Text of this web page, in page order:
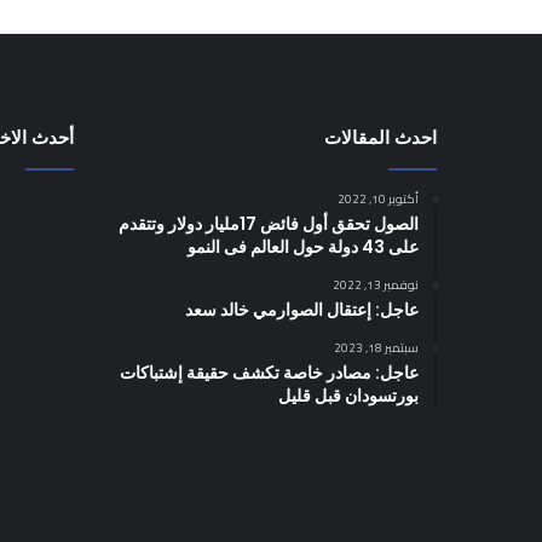
احدث المقالات
أكتوبر 10, 2022
الصول تحقق أول فائض 17مليار دولار وتتقدم
على 43 دولة حول العالم فى النمو
نوفمبر 13, 2022
عاجل: إعتقال الصوارمي خالد سعد
سبتمبر 18, 2023
عاجل: مصادر خاصة تكشف حقيقة إشتباكات
بورتسودان قبل قليل
أحدث